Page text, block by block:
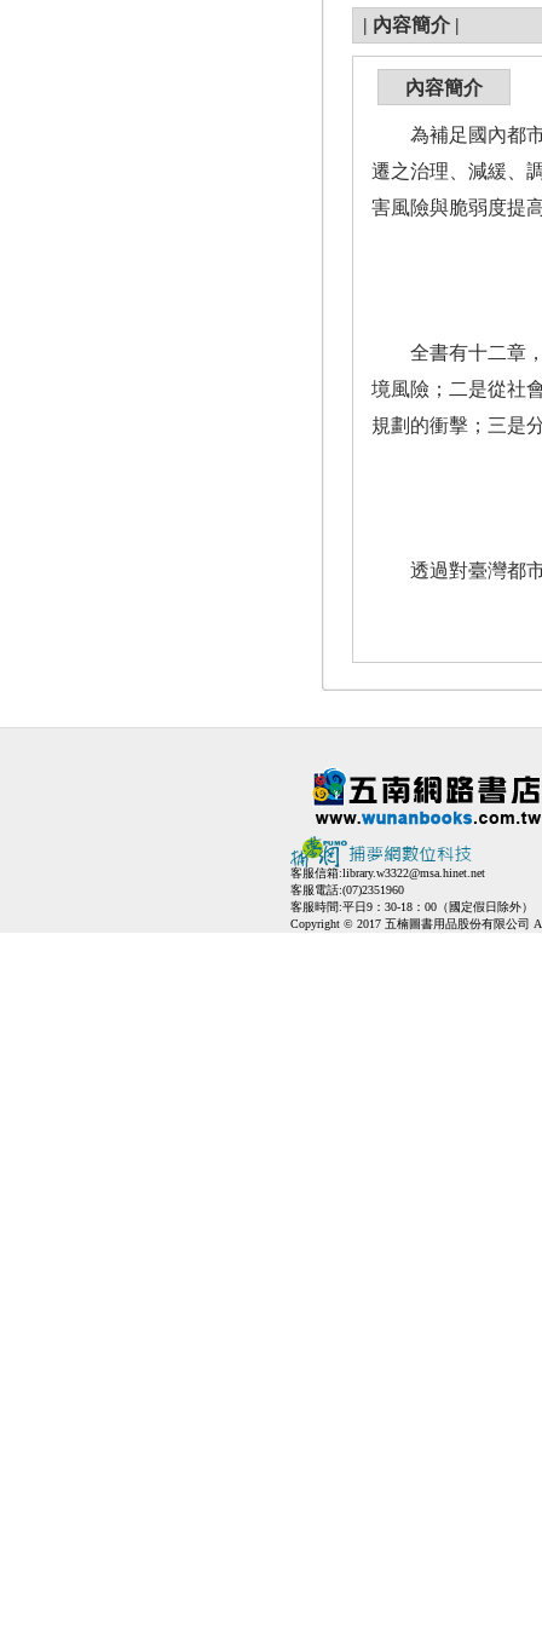
| 內容簡介 |
內容簡介
為補足國內都市
遷之治理、減緩、
害風險與脆弱度提
全書有十二章，
境風險；二是從社
規劃的衝擊；三是
透過對臺灣都市
客服信箱:library.w3322@msa.hinet.net
客服電話:(07)2351960
客服時間:平日9：30-18：00（國定假日除外）
Copyright © 2017 五楠圖書用品股份有限公司